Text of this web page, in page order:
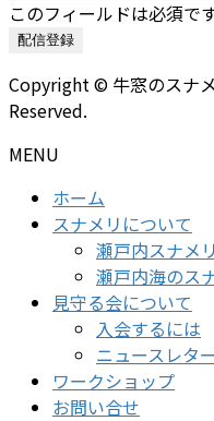
このフィールドは必須です
Copyright © 牛窓のスナ
Reserved.
MENU
ホーム
スナメリについて
瀬戸内スナメ
瀬戸内海のス
見守る会について
入会するには
ニュースレタ
ワークショップ
お問い合せ